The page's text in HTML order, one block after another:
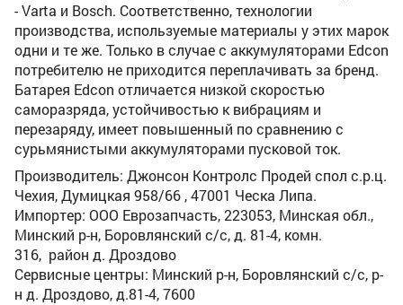
- Varta и Bosch. Соответственно, технологии
производства, используемые материалы у этих марок
одни и те же. Только в случае с аккумуляторами Edcon
потребителю не приходится переплачивать за бренд.
Батарея Edcon отличается низкой скоростью
саморазряда, устойчивостью к вибрациям и
перезаряду, имеет повышенный по сравнению с
сурьмянистыми аккумуляторами пусковой ток.
Производитель: Джонсон Контролс Продей спол с.р.ц.
Чехия, Думицкая 958/66 , 47001 Ческа Липа.
Импортер: ООО Еврозапчасть, 223053, Минская обл.,
Минский р-н, Боровлянский с/с, д. 81-4, комн.
316, район д. Дроздово
Сервисные центры: Минский р-н, Боровлянский с/с, р-
н д. Дроздово, д.81-4, 7600